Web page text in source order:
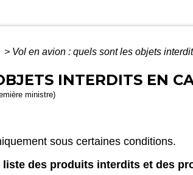
> Vol en avion : quels sont les objets
INTERDITS EN
ministre)
sous certaines conditions.
liste des produits interdits et des